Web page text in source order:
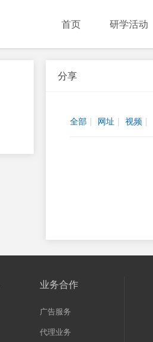
首页 研学活动
分享
全部 | 网址 | 视频 |
业务合作
广告服务
代理业务